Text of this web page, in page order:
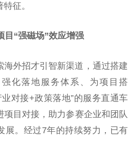
征。
目“强磁场”效应增强
海外招才引智新渠道，通过搭建
化落地服务体系、为项目搭
对接+政策落地”的服务直通车
项目对接，助力参赛企业和团队
展。经过7年的持续努力，已有